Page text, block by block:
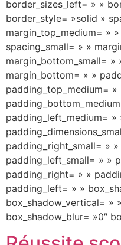
border_sizes_left= » »
border_style= »solid »
margin_top_medium= »
spacing_small= » »
margin_bottom_small= »
margin_bottom= » »
padding_top_medium=
padding_left_medium= »
padding_right_small= »
padding_left_small= » »
padding_right= » »
padding_left= » »
box_shadow_vertical= »
box_shadow_blur= »0″